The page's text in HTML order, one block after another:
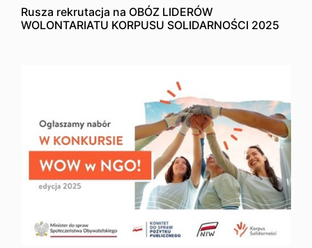
Rusza rekrutacja na OBÓZ LIDERÓW
WOLONTARIATU KORPUSU SOLIDARNOŚCI 2025